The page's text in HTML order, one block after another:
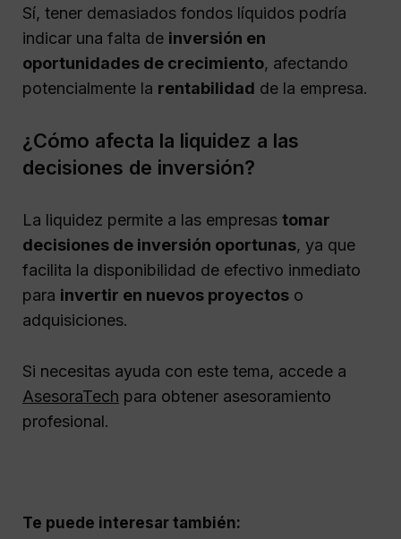
Sí, tener demasiados fondos líquidos podría
indicar una falta de inversión en
oportunidades de crecimiento, afectando
potencialmente la rentabilidad de la empresa.
¿Cómo afecta la liquidez a las
decisiones de inversión?
La liquidez permite a las empresas tomar
decisiones de inversión oportunas, ya que
facilita la disponibilidad de efectivo inmediato
para invertir en nuevos proyectos o
adquisiciones.
Si necesitas ayuda con este tema, accede a
AsesoraTech para obtener asesoramiento
profesional.
Te puede interesar también: